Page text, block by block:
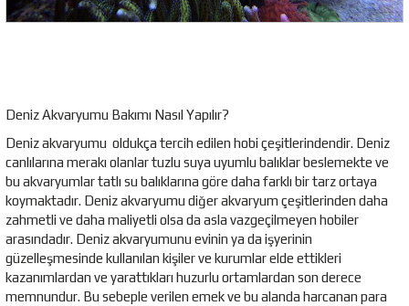
Deniz Akvaryumu Bakımı Nasıl Yapılır?
Deniz akvaryumu oldukça tercih edilen hobi çeşitlerindendir. Deniz
canlılarına merakı olanlar tuzlu suya uyumlu balıklar beslemekte ve
bu akvaryumlar tatlı su balıklarına göre daha farklı bir tarz ortaya
koymaktadır. Deniz akvaryumu diğer akvaryum çeşitlerinden daha
zahmetli ve daha maliyetli olsa da asla vazgeçilmeyen hobiler
arasındadır. Deniz akvaryumunu evinin ya da işyerinin
güzelleşmesinde kullanılan kişiler ve kurumlar elde ettikleri
kazanımlardan ve yarattıkları huzurlu ortamlardan son derece
memnundur. Bu sebeple verilen emek ve bu alanda harcanan para